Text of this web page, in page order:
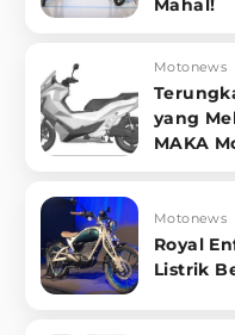
Mahal!
Motonews
yang
MAKA
Motonews
Royal
Listrik